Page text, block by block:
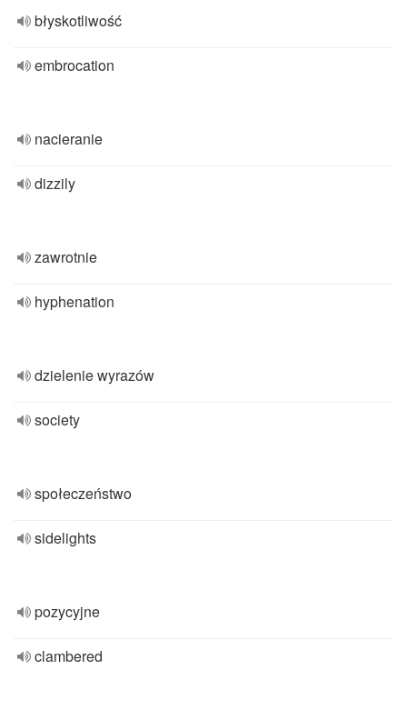
błyskotliwość
embrocation
nacieranie
dizzily
zawrotnie
hyphenation
dzielenie wyrazów
society
społeczeństwo
sidelights
pozycyjne
clambered